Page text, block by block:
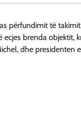
përfundimit të
brenda objektit,
dhe